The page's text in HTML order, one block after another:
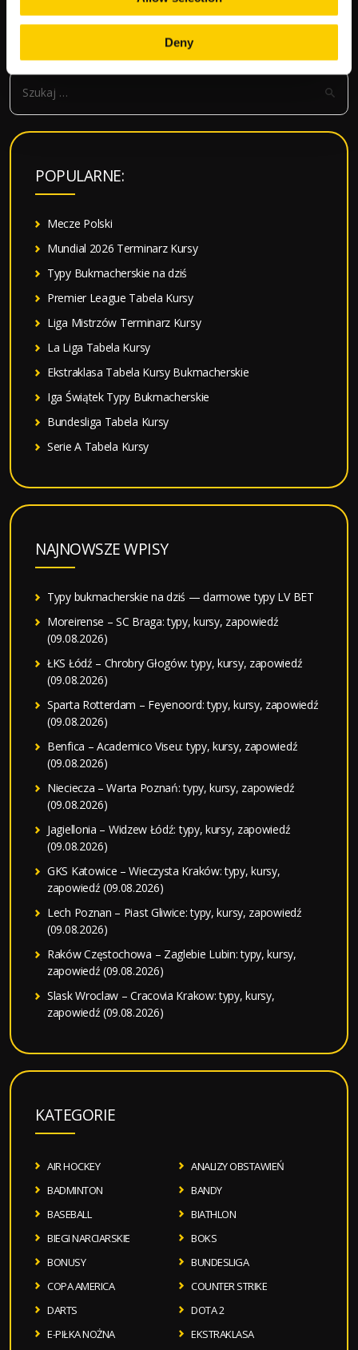
Deny
wpisy
SZUKAJ
S
k
POPULARNE:
Mecze Polski
Mundial 2026 Terminarz Kursy
Typy Bukmacherskie na dziś
Premier League Tabela Kursy
Liga Mistrzów Terminarz Kursy
La Liga Tabela Kursy
Ekstraklasa Tabela Kursy Bukmacherskie
Iga Świątek Typy Bukmacherskie
Bundesliga Tabela Kursy
Serie A Tabela Kursy
NAJNOWSZE WPISY
Typy bukmacherskie na dziś — darmowe typy LV BET
Moreirense – SC Braga: typy, kursy, zapowiedź
(09.08.2026)
ŁKS Łódź – Chrobry Głogów: typy, kursy, zapowiedź
(09.08.2026)
Sparta Rotterdam – Feyenoord: typy, kursy, zapowiedź
(09.08.2026)
Benfica – Academico Viseu: typy, kursy, zapowiedź
(09.08.2026)
Nieciecza – Warta Poznań: typy, kursy, zapowiedź
(09.08.2026)
Jagiellonia – Widzew Łódź: typy, kursy, zapowiedź
(09.08.2026)
GKS Katowice – Wieczysta Kraków: typy, kursy,
zapowiedź (09.08.2026)
Lech Poznan – Piast Gliwice: typy, kursy, zapowiedź
(09.08.2026)
Raków Częstochowa – Zaglebie Lubin: typy, kursy,
zapowiedź (09.08.2026)
Slask Wroclaw – Cracovia Krakow: typy, kursy,
zapowiedź (09.08.2026)
KATEGORIE
AIR HOCKEY
ANALIZY OBSTAWIEŃ
BADMINTON
BANDY
BASEBALL
BIATHLON
BIEGI NARCIARSKIE
BOKS
BONUSY
BUNDESLIGA
COPA AMERICA
COUNTER STRIKE
DARTS
DOTA 2
E-PIŁKA NOŻNA
EKSTRAKLASA